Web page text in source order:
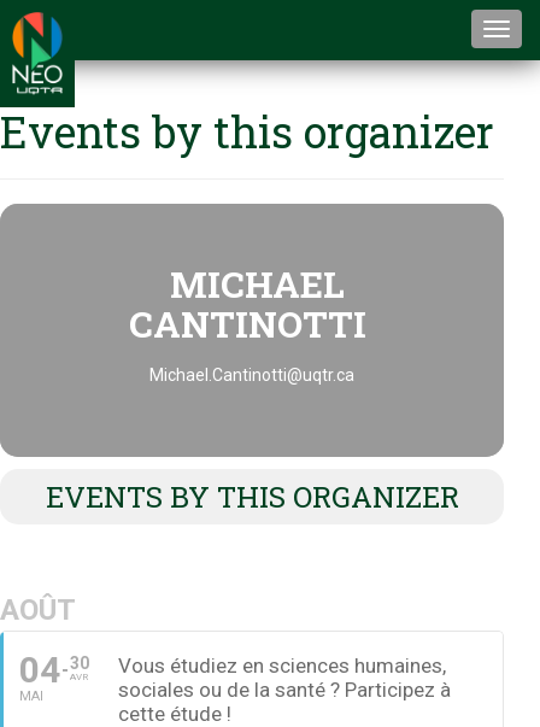
Events by this organizer
MICHAEL
CANTINOTTI
Michael.Cantinotti@uqtr.ca
EVENTS BY THIS ORGANIZER
AOÛT
04
MAI
30
AVR
Vous étudiez en sciences humaines,
sociales ou de la santé ? Participez à
cette étude !